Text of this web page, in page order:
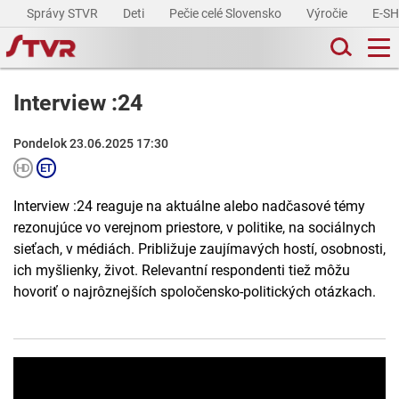
Správy STVR Deti Pečie celé Slovensko Výročie E-
Interview :24
Pondelok 23.06.2025 17:30
Interview :24 reaguje na aktuálne alebo nadčasové témy
rezonujúce vo verejnom priestore, v politike, na sociálnych
sieťach, v médiách. Približuje zaujímavých hostí, osobnosti,
ich myšlienky, život. Relevantní respondenti tiež môžu
hovoriť o najrôznejších spoločensko-politických otázkach.